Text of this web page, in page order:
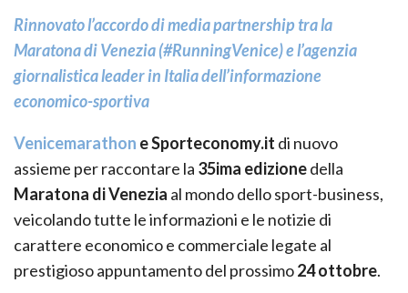
Rinnovato l’accordo di media partnership tra la
Maratona di Venezia (#RunningVenice) e l’agenzia
giornalistica leader in Italia dell’informazione
economico-sportiva
Venicemarathon e Sporteconomy.it di nuovo
assieme per raccontare la 35ima edizionedella
Maratona di Venezia al mondo dello sport-business,
veicolando tutte le informazioni e le notizie di
carattere economico e commerciale legate al
prestigioso appuntamento del prossimo24 ottobre.